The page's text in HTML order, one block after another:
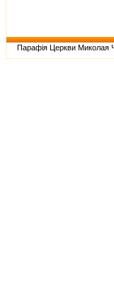
Парафія Церкви Миколая